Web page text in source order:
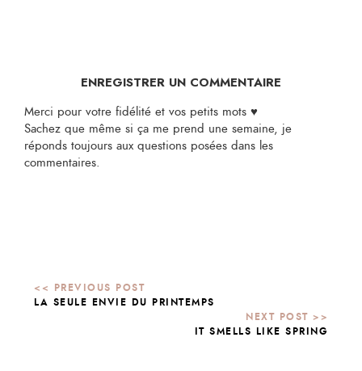
ENREGISTRER UN COMMENTAIRE
Merci pour votre fidélité et vos petits mots ♥
Sachez que même si ça me prend une semaine, je
réponds toujours aux questions posées dans les
commentaires.
LA SEULE ENVIE DU PRINTEMPS
IT SMELLS LIKE SPRING